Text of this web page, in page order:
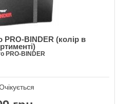
BINDER (колір в
PRO-BINDER